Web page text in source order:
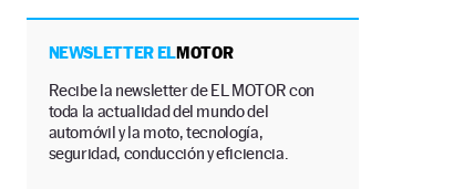
NEWSLETTER ELMOTOR
Recibe la newsletter de EL MOTOR con
toda la actualidad del mundo del
automóvil y la moto, tecnología,
seguridad, conducción y eficiencia.